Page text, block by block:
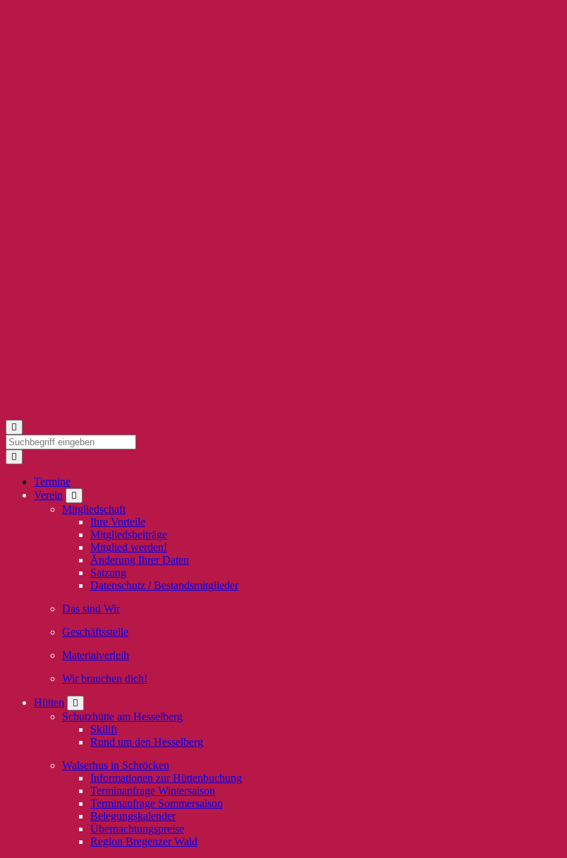
Termine
Verein
Mitgliedschaft
Ihre Vorteile
Mitgliedsbeiträge
Mitglied werden!
Änderung Ihrer Daten
Satzung
Datenschutz / Bestandsmitglieder
Das sind Wir
Geschäftsstelle
Materialverleih
Wir brauchen dich!
Hütten
Schutzhütte am Hesselberg
Skilift
Rund um den Hesselberg
Walserhus in Schröcken
Informationen zur Hüttenbuchung
Terminanfrage Wintersaison
Terminanfrage Sommersaison
Belegungskalender
Übernachtungspreise
Region Bregenzer Wald